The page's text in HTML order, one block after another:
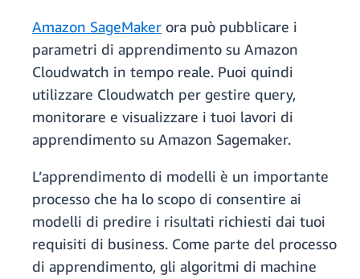
Amazon SageMaker ora può pubblicare i
parametri di apprendimento su Amazon
Cloudwatch in tempo reale. Puoi quindi
utilizzare Cloudwatch per gestire query,
monitorare e visualizzare i tuoi lavori di
apprendimento su Amazon Sagemaker.
L’apprendimento di modelli è un importante
processo che ha lo scopo di consentire ai
modelli di predire i risultati richiesti dai tuoi
requisiti di business. Come parte del processo
di apprendimento, gli algoritmi di machine